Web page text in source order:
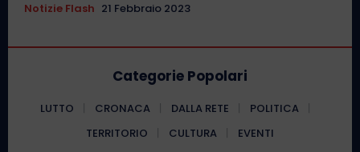
Notizie Flash 21 Febbraio 2023
Categorie Popolari
LUTTO CRONACA DALLA RETE
POLITICA
TERRITORIO
CULTURA EVENTI